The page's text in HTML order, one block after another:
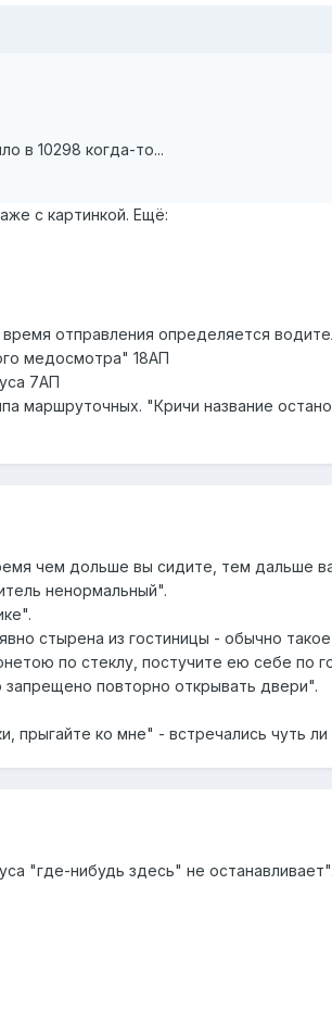
в 10298 когда-то...
с картинкой. Ещё:
отправления определяется
медосмотра" 18АП
7АП
маршруточных. "Кричи название
чем дольше вы сидите, тем дальше
ненормальный".
стырена из гостиницы - обычно
по стеклу, постучите ею себе по
повторно открывать двери".
ко мне" - встречались чуть ли
"где-нибудь здесь" не останавливает".